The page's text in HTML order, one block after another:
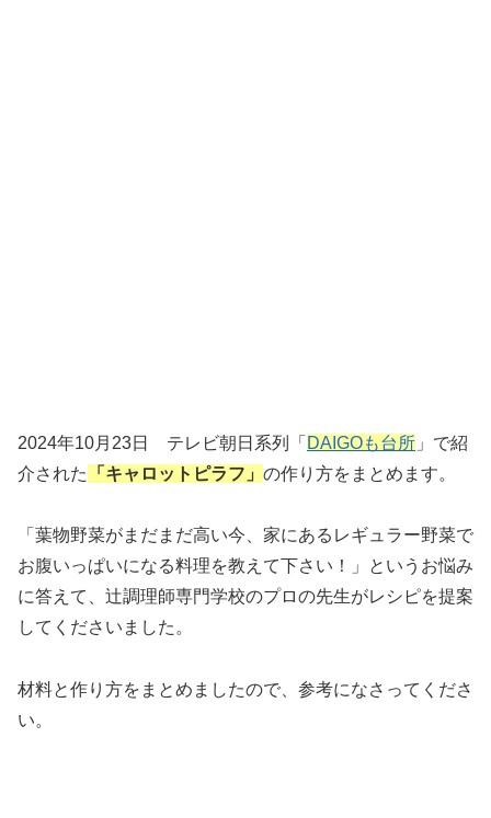
2024年10月23日 テレビ朝日系列「 DAIGOも台所 」で紹
介された
「キャロットピラフ」 の作り方をまとめます。
「葉物野菜がまだまだ高い今、家にあるレギュラー野菜で
お腹いっぱいになる料理を教えて下さい！」というお悩み
に答えて、辻調理師専門学校のプロの先生がレシピを提案
してくださいました。
材料と作り方をまとめましたので、参考になさってくださ
い。